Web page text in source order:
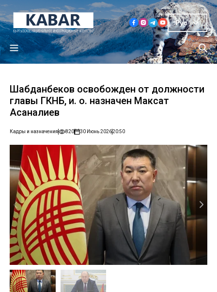
Рус
Шабданбеков освобожден от должности
главы ГКНБ, и. о. назначен Максат
Асаналиев
Кадры и назначения 820 30 Июнь 202620:50